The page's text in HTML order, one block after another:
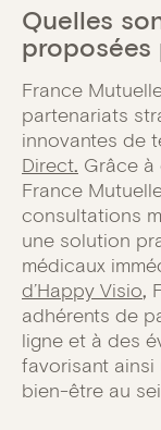
Quelles
proposées
France
partenariats
innovantes de
Direct. Grâce à
France
consultations
une solution
médicaux
d’Happy Visio,
adhérents de
ligne et à des
favorisant ainsi
bien-être au